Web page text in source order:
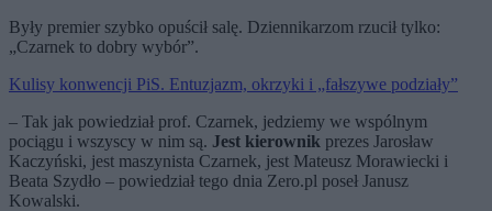
Były premier szybko opuścił salę. Dziennikarzom rzucił tylko:
„Czarnek to dobry wybór”.
Kulisy konwencji PiS. Entuzjazm, okrzyki i „fałszywe podziały”
– Tak jak powiedział prof. Czarnek, jedziemy we wspólnym
pociągu i wszyscy w nim są. Jest kierownik prezes Jarosław
Kaczyński, jest maszynista Czarnek, jest Mateusz Morawiecki i
Beata Szydło – powiedział tego dnia Zero.pl poseł Janusz
Kowalski.